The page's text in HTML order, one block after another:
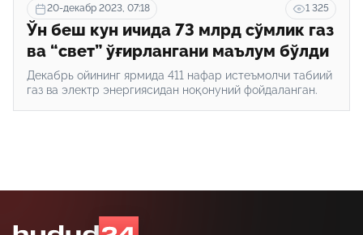
20-декабр 2023, 07:18 1 325
Ўн беш кун ичида 73 млрд сўмлик газ
ва “свет” ўғирлангани маълум бўлди
Декабрь ойининг ярмида 411 нафар истеъмолчи табиий
газ ва электр энергиясидан ноқонуний фойдаланган.